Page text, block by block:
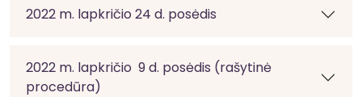
2022 m. lapkričio 24 d. posėdis
2022 m. lapkričio 9 d. posėdis (rašytinė
procedūra)